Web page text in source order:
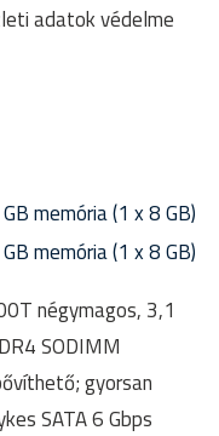
adatok védelme
memória (1 x 8 GB)
memória (1 x 8 GB)
négymagos, 3,1
SODIMM
gyorsan
SATA 6 Gbps